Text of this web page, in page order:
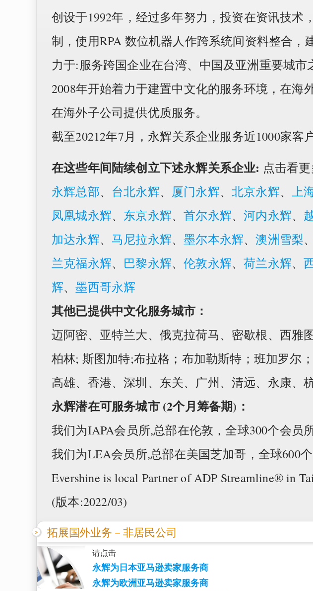
创设于1992年，经过多年努力，投资在资讯技
制，使用RPA 数位机器人作跨系统间资料整合
力于:服务跨国企业在台湾、中国及亚洲重要城市
2008年开始着力于建置中文化的服务环境，在
在海外子公司提供优质服务。
截至20212年7月，永辉关系企业服务近1000家客
在这些年间陆续创立下述永辉关系企业: 点击看
永辉总部、 台北永辉、 厦门永辉、北京永辉、上
凤凰城永辉、 东京永辉、首尔永辉、河内永辉、
加达永辉、 马尼拉永辉、墨尔本永辉、澳洲雪梨、
兰克福永辉、 巴黎永辉、伦敦永辉、荷兰永辉、
辉、墨西哥永辉
其他已提供中文化服务城市：
迈阿密、亚特兰大、俄克拉荷马、密歇根、西雅
柏林; 斯图加特;布拉格；布加勒斯特；班加罗尔；
高雄、香港、深圳、东关、广州、清远、永康、
永辉潜在可服务城市 (2个月筹备期)：
我们为IAPA会员所,总部在伦敦，全球300个会员
我们为LEA会员所,总部在美国芝加哥，全球600
Evershine is local Partner of ADP Streamline® in
(版本:2022/03)
拓展国外业务－非居民公司
请点击
永辉为日本亚马逊卖家服务商
永辉为欧洲亚马逊卖家服务商